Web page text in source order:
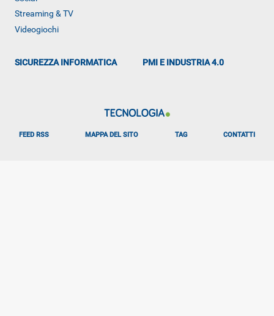
Streaming & TV
Videogiochi
SICUREZZA INFORMATICA PMI E INDUSTRIA 4.0
FEED RSS MAPPA DEL SITO TAG CONTATTI